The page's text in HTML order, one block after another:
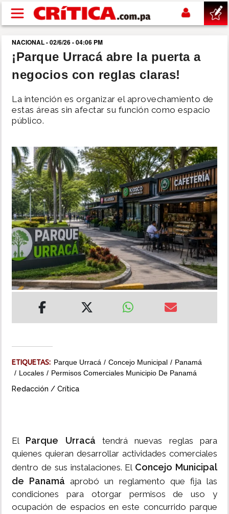
Pasar al contenido principal
buscar
SUCESOS
NACIONAL
SHOW
DEPORTES
MUNDO
INSÓLITAS
MULTIMEDIA
IMPRESO
NACIONAL - 02/6/26 - 04:06 PM
¡Parque Urracá abre la puerta a
negocios con reglas claras!
La intención es organizar el aprovechamiento de
estas áreas sin afectar su función como espacio
público.
ETIQUETAS: Parque Urracá Concejo Municipal
Panamá
Locales
Permisos Comerciales Municipio De Panamá
Redacción / Crítica
El Parque Urracá tendrá nuevas reglas para
quienes quieran desarrollar actividades comerciales
dentro de sus instalaciones. El Concejo Municipal
de Panamá aprobó un reglamento que fija las
condiciones para otorgar permisos de uso y
ocupación de espacios en este concurrido parque